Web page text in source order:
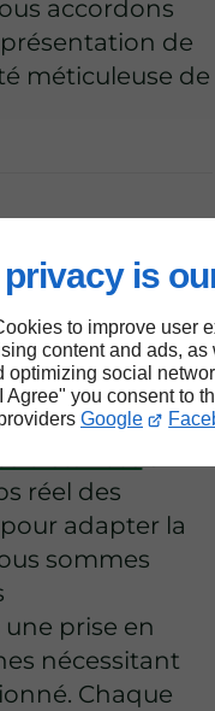
privacy is
to improve user
content and ads,
optimizing social
Agree" you consent to
Google
accordons
de
méticuleuse de
distances
réel des
adapter la
sommes
prise en
nécessitant
Chaque